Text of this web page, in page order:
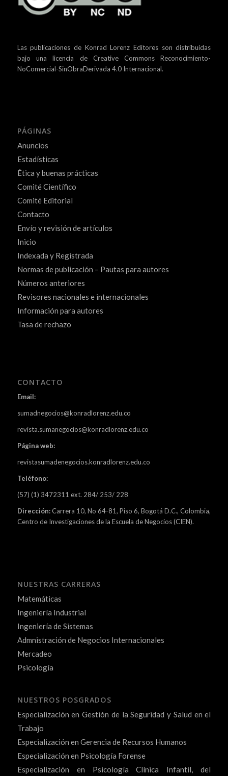
Las publicaciones de Konrad Lorenz Editores son distribuidas
bajo unalicencia de Creative Commons Reconocimiento-
NoComercial-SinObraDerivada 4.0 Internacional.
PÁGINAS
Anuncios
Estadísticas
Ética y buenas prácticas
Comité Científico
Comité Editorial
Contacto
Envío y revisión de artículos
Inicio
Indexada y Registrada
Normas de publicación – Pautas para autores
Números anteriores
Revisores nacionales e internacionales
Información para autores
Tasa de rechazo
CONTACTO
Email:
sumadnegocios@konradlorenz.edu.co
revista.sumanegocios@konradlorenz.edu.co
Página web:
revistasumadenegocios.konradlorenz.edu.co
Teléfono:
(57) (1) 3472311 ext. 284/ 253/ 228
Dirección:Carrera 10, No 64-81, Piso 6, Bogotá D.C., Colombia,
Centro de Investigaciones de la Escuela de Negocios (CIEN).
NUESTRAS CARRERAS
Matemáticas
Ingeniería Industrial
Ingeniería de Sistemas
Admnistración de Negocios Internacionales
Mercadeo
Psicología
NUESTROS POSGRADOS
Especialización en Gestión de la Seguridad y Salud en el
Trabajo
Especialización en Gerencia de Recursos Humanos
Especialización en Psicología Forense
Especialización en Psicología Clínica Infantil, del